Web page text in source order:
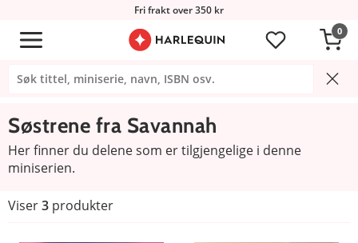
Fri frakt over 350 kr
0
Søstrene fra Savannah
Her finner du delene som er tilgjengelige i denne
miniserien.
Viser3 produkter